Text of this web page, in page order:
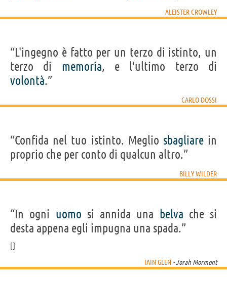
ALEISTER CROWLEY
“L'ingegno è fatto per un terzo di istinto, un
terzo di memoria, e l'ultimo terzo di
volontà.”
CARLO DOSSI
“Confida nel tuo istinto. Meglio sbagliarein
proprio che per conto di qualcun altro.”
BILLY WILDER
“In ogni uomo si annida una belva che si
desta appena egli impugna una spada.”
IAIN GLEN - Jorah Mormont